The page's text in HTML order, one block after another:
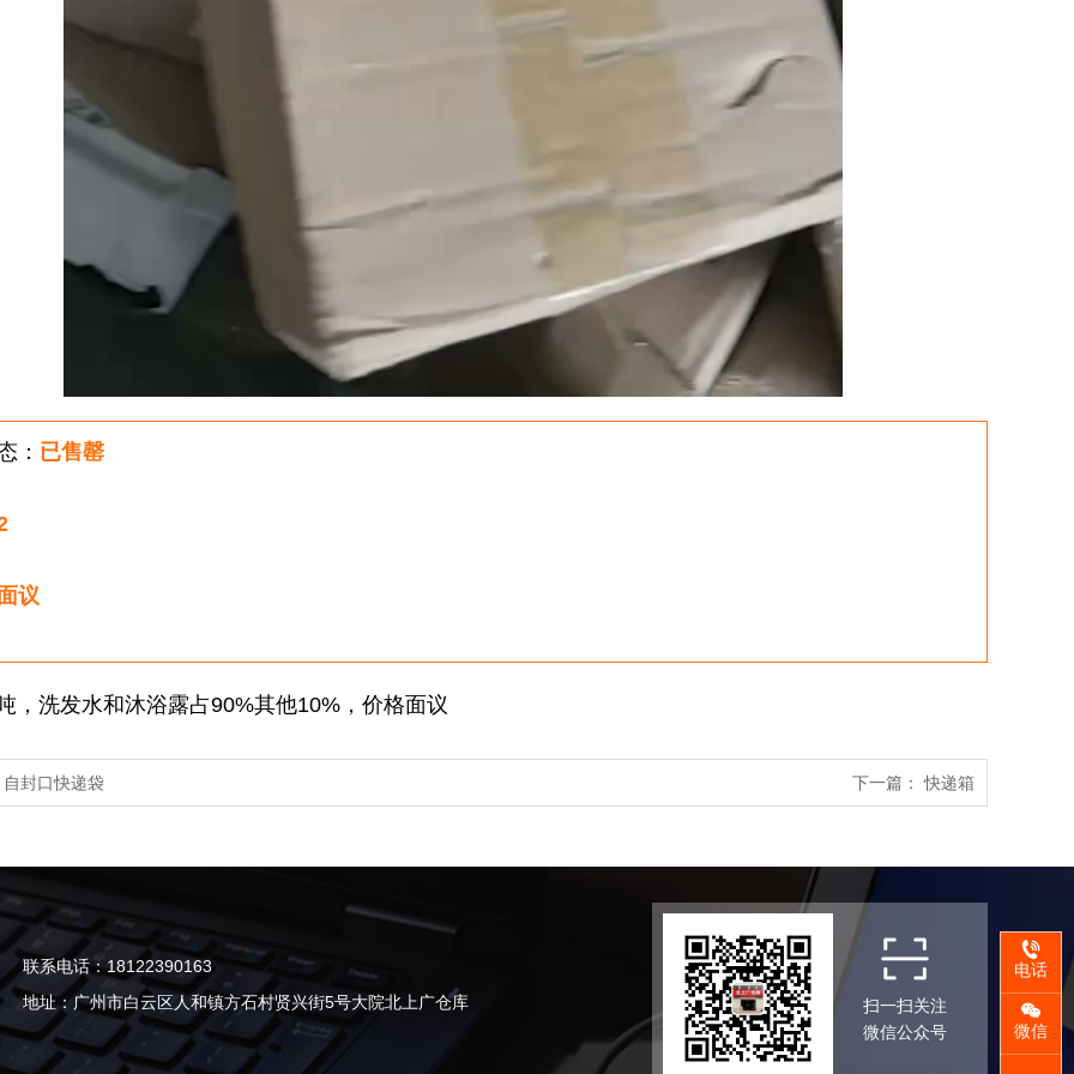
： 已售罄
议
，洗发水和沐浴露占90%其他10%，价格面议
自封口快递袋 下一篇：快递箱
扫一扫关注
微信公众号
联系电话：18122390163
地址：广州市白云区人和镇方石村贤兴街5号大院北上广仓库
电话
微信